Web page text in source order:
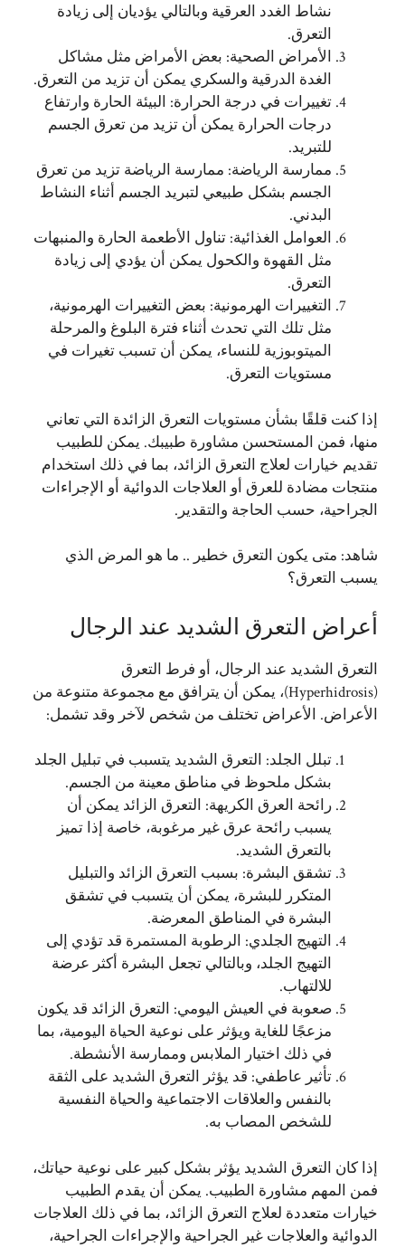
نشاط الغدد العرقية وبالتالي يؤديان إلى زيادة
التعرق.
الأمراض الصحية: بعض الأمراض مثل مشاكل
الغدة الدرقية والسكري يمكن أن تزيد من التعرق.
تغييرات في درجة الحرارة: البيئة الحارة وارتفاع
درجات الحرارة يمكن أن تزيد من تعرق الجسم
للتبريد.
ممارسة الرياضة: ممارسة الرياضة تزيد من تعرق
الجسم بشكل طبيعي لتبريد الجسم أثناء النشاط
البدني.
العوامل الغذائية: تناول الأطعمة الحارة والمنبهات
مثل القهوة والكحول يمكن أن يؤدي إلى زيادة
التعرق.
التغييرات الهرمونية: بعض التغييرات الهرمونية،
مثل تلك التي تحدث أثناء فترة البلوغ والمرحلة
الميتوبوزية للنساء، يمكن أن تسبب تغيرات في
مستويات التعرق.
إذا كنت قلقًا بشأن مستويات التعرق الزائدة التي تعاني
منها، فمن المستحسن مشاورة طبيبك. يمكن للطبيب
تقديم خيارات لعلاج التعرق الزائد، بما في ذلك استخدام
منتجات مضادة للعرق أو العلاجات الدوائية أو الإجراءات
الجراحية، حسب الحاجة والتقدير.
شاهد: متى يكون التعرق خطير .. ما هو المرض الذي
يسبب التعرق؟
أعراض التعرق الشديد عند الرجال
التعرق الشديد عند الرجال، أو فرط التعرق
(Hyperhidrosis)، يمكن أن يترافق مع مجموعة متنوعة من
الأعراض. الأعراض تختلف من شخص لآخر وقد تشمل:
تبلل الجلد: التعرق الشديد يتسبب في تبليل الجلد
بشكل ملحوظ في مناطق معينة من الجسم.
رائحة العرق الكريهة: التعرق الزائد يمكن أن
يسبب رائحة عرق غير مرغوبة، خاصة إذا تميز
بالتعرق الشديد.
تشقق البشرة: بسبب التعرق الزائد والتبليل
المتكرر للبشرة، يمكن أن يتسبب في تشقق
البشرة في المناطق المعرضة.
التهيج الجلدي: الرطوبة المستمرة قد تؤدي إلى
التهيج الجلد، وبالتالي تجعل البشرة أكثر عرضة
للالتهاب.
صعوبة في العيش اليومي: التعرق الزائد قد يكون
مزعجًا للغاية ويؤثر على نوعية الحياة اليومية، بما
في ذلك اختيار الملابس وممارسة الأنشطة.
تأثير عاطفي: قد يؤثر التعرق الشديد على الثقة
بالنفس والعلاقات الاجتماعية والحياة النفسية
للشخص المصاب به.
إذا كان التعرق الشديد يؤثر بشكل كبير على نوعية حياتك،
فمن المهم مشاورة الطبيب. يمكن أن يقدم الطبيب
خيارات متعددة لعلاج التعرق الزائد، بما في ذلك العلاجات
الدوائية والعلاجات غير الجراحية والإجراءات الجراحية،